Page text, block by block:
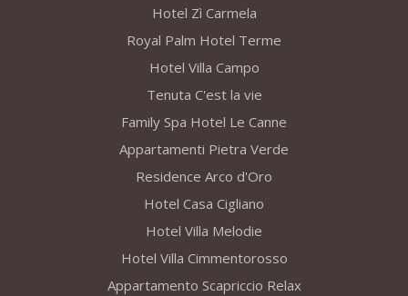
Hotel Zì Carmela
Royal Palm Hotel Terme
Hotel Villa Campo
Tenuta C'est la vie
Family Spa Hotel Le Canne
Appartamenti Pietra Verde
Residence Arco d'Oro
Hotel Casa Cigliano
Hotel Villa Melodie
Hotel Villa Cimmentorosso
Appartamento Scapriccio Relax